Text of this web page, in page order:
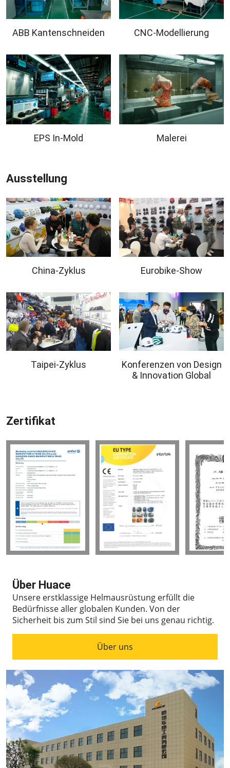
ABB Kantenschneiden CNC-Modellierung
EPS In-Mold Malerei
Ausstellung
China-Zyklus Eurobike-Show
Taipei-Zyklus
Konferenzen von Design
& Innovation Global
Zertifikat
Über Huace
Unsere erstklassige Helmausrüstung erfüllt die
Bedürfnisse aller globalen Kunden. Von der
Sicherheit bis zum Stil sind Sie bei uns genau richtig.
Über uns